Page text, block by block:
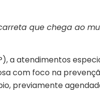
que chega ao
a atendimentos
com foco na
previamente